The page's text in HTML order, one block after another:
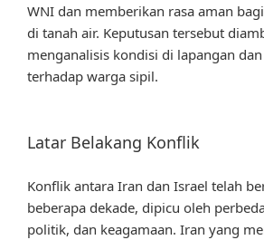
WNI dan memberikan rasa aman
di tanah air. Keputusan tersebut
menganalisis kondisi di lapangan
terhadap warga sipil.
Latar Belakang Konflik
Konflik antara Iran dan Israel telah
beberapa dekade, dipicu oleh
politik, dan keagamaan. Iran yang